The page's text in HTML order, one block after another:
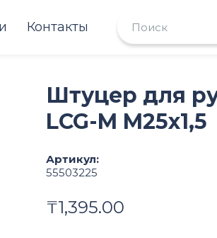
Контакты
Штуцер для
LCG-M M25x1,5
Артикул:
55503225
₸1,395.00